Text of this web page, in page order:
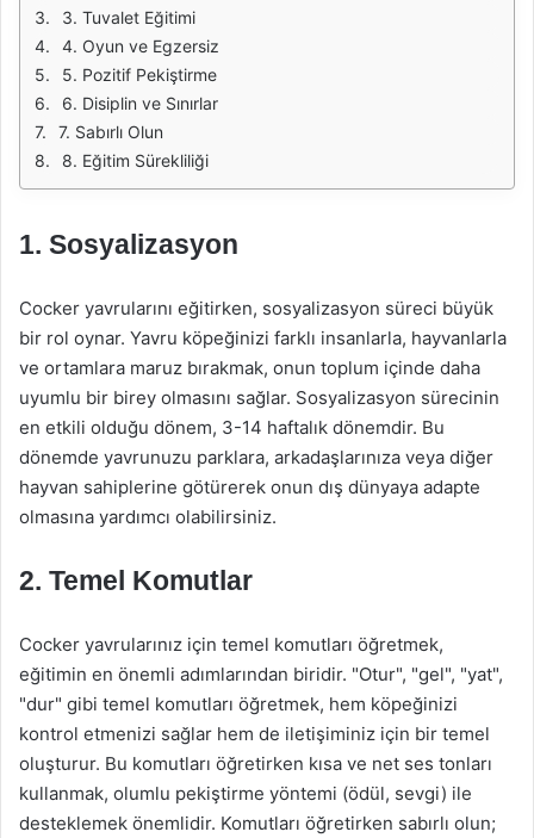
3. Tuvalet Eğitimi
4. Oyun ve Egzersiz
5. Pozitif Pekiştirme
6. Disiplin ve Sınırlar
7. Sabırlı Olun
8. Eğitim Sürekliliği
1. Sosyalizasyon
Cocker yavrularını eğitirken, sosyalizasyon süreci büyük
bir rol oynar. Yavru köpeğinizi farklı insanlarla, hayvanlarla
ve ortamlara maruz bırakmak, onun toplum içinde daha
uyumlu bir birey olmasını sağlar. Sosyalizasyon sürecinin
en etkili olduğu dönem, 3-14 haftalık dönemdir. Bu
dönemde yavrunuzu parklara, arkadaşlarınıza veya diğer
hayvan sahiplerine götürerek onun dış dünyaya adapte
olmasına yardımcı olabilirsiniz.
2. Temel Komutlar
Cocker yavrularınız için temel komutları öğretmek,
eğitimin en önemli adımlarından biridir. "Otur", "gel", "yat",
"dur" gibi temel komutları öğretmek, hem köpeğinizi
kontrol etmenizi sağlar hem de iletişiminiz için bir temel
oluşturur. Bu komutları öğretirken kısa ve net ses tonları
kullanmak, olumlu pekiştirme yöntemi (ödül, sevgi) ile
desteklemek önemlidir. Komutları öğretirken sabırlı olun;